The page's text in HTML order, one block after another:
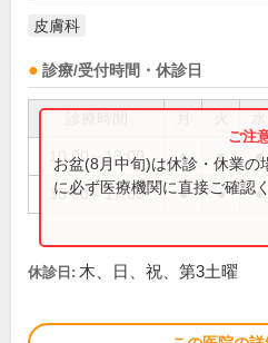
皮膚科
診療/受付時間・休診日
10:00～13:00 ● ● ●
15:00～17:00 ● ● ●
お盆(8月中旬)は休診・休業の
に必ず医療機関に直接ご確認
休診日: 木、日、祝、第3土曜